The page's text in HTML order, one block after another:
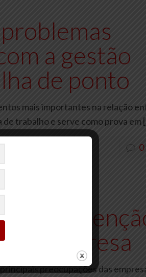
a gestão
de ponto
mais importantes na relação
trabalho e serve como prova em
0
a
Empresa
preocupações das